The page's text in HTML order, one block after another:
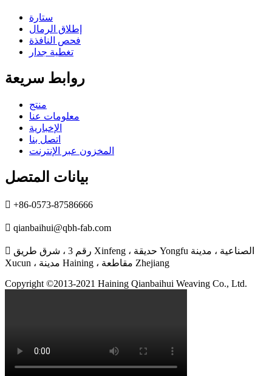
ستارة
إطلاق الرمال
فحص النافذة
تغطية جدار
روابط سريعة
منتج
معلومات عنا
الإخبارية
اتصل بنا
المخزون عبر الإنترنت
بيانات المتصل
 +86-0573-87586666
 qianbaihui@qbh-fab.com
 رقم 3 ، شرق طريق Xinfeng ، حديقة Yongfu الصناعية ، مدينة
Xucun ، مدينة Haining ، مقاطعة Zhejiang
Copyright ©2013-2021 Haining Qianbaihui Weaving Co., Ltd.